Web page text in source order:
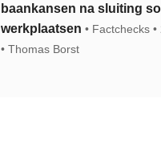
baankansen na sluiting
werkplaatsen
Factchecks
Thomas Borst